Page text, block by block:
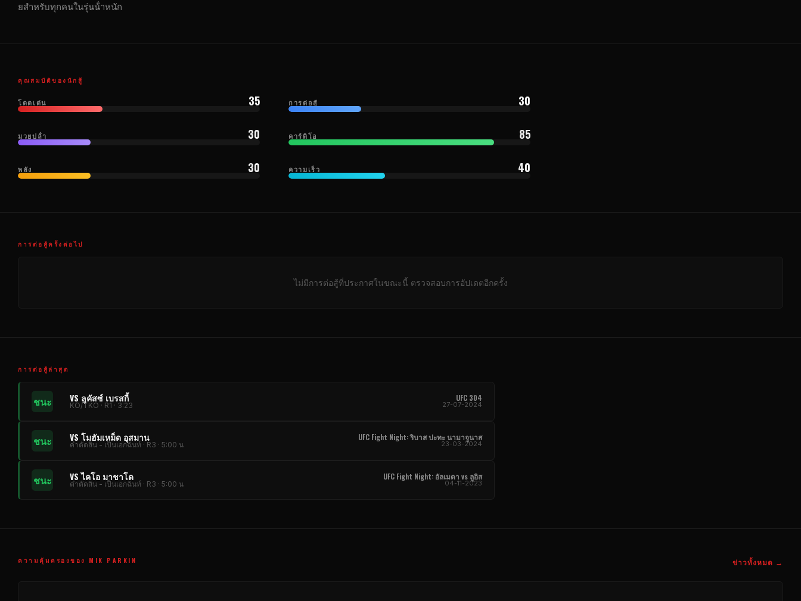
ยสําหรับทุกคนในรุ่นน้ําหนัก
คุณสมบัติของนักสู้
โดดเด่น 35 การต่อสู้ 30
มวยปล้ํา 30 คาร์ดิโอ 85
พลัง 30 ความเร็ว 40
การต่อสู้ครั้งต่อไป
ไม่มีการต่อสู้ที่ประกาศในขณะนี้ ตรวจสอบการอัปเดตอีกครั้ง
การต่อสู้ล่าสุด
ชนะ VS ลูคัสซ์ เบรสกี้
KO/TKO · R1 · 3:23
UFC 304
27-07-2024
ชนะ VS โมฮัมเหม็ด อุสมาน
คําตัดสิน - เป็นเอกฉันท์ · R3 · 5:00 น
UFC Fight Night: ริบาส ปะทะ นามาจูนาส
23-03-2024
ชนะ VS ไคโอ มาชาโด
คําตัดสิน - เป็นเอกฉันท์ · R3 · 5:00 น
UFC Fight Night: อัลเมดา vs ลูอิส
04-11-2023
ความคุ้มครองของ MIK PARKIN ข่าวทั้งหมด →